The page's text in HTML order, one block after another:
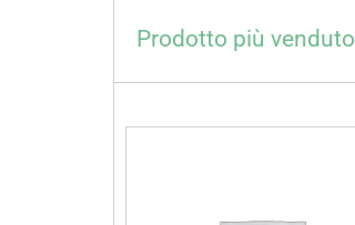
Prodotto più venduto